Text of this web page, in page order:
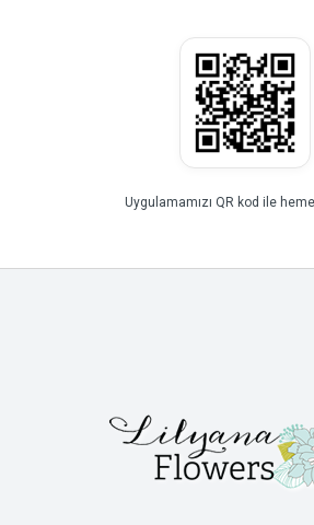
Uygulamamızı QR kod ile